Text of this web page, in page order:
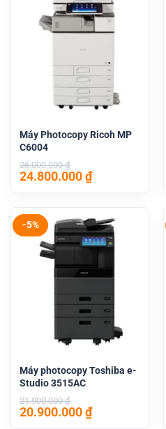
Máy Photocopy Ricoh MP
C6004
26.000.000₫
Giá
26.000.000 ₫.
24.800.000₫Giá
hiện
24.800.000 ₫.
-5%
Máy photocopy Toshiba e-
Studio 3515AC
21.900.000₫
Giá
20.900.000₫Giá
hiện